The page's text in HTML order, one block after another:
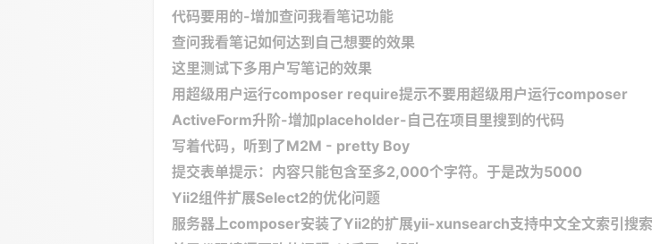
代码要用的-增加查问我看笔记功能
查问我看笔记如何达到自己想要的效果
这里测试下多用户写笔记的效果
用超级用户运行composer require提示不要用超级用户运行composer
ActiveForm升阶-增加placeholder-自己在项目里搜到的代码
写着代码，听到了M2M - pretty Boy
提交表单提示：内容只能包含至多2,000个字符。于是改为5000
Yii2组件扩展Select2的优化问题
服务器上composer安装了Yii2的扩展yii-xunsearch支持中文全文索引搜索